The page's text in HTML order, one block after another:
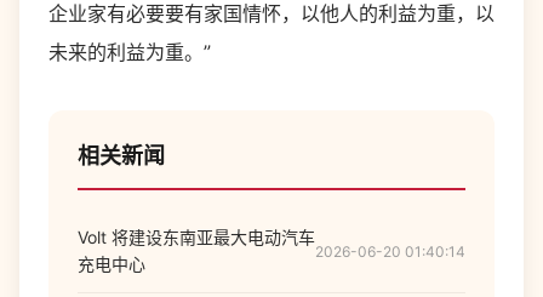
企业家有必要要有家国情怀，以他人的利益为重，以
未来的利益为重。”
相关新闻
Volt 将建设东南亚最大电动汽车
充电中心
2026-06-20 01:40:14